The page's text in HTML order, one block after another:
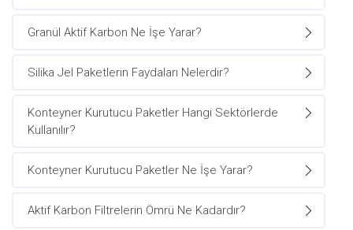
Granül Aktif Karbon Ne İşe Yarar?
Silika Jel Paketlerin Faydaları Nelerdir?
Konteyner Kurutucu Paketler Hangi Sektörlerde
Kullanılır?
Konteyner Kurutucu Paketler Ne İşe Yarar?
Aktif Karbon Filtrelerin Ömrü Ne Kadardır?